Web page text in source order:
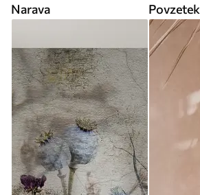
Narava Povzetek